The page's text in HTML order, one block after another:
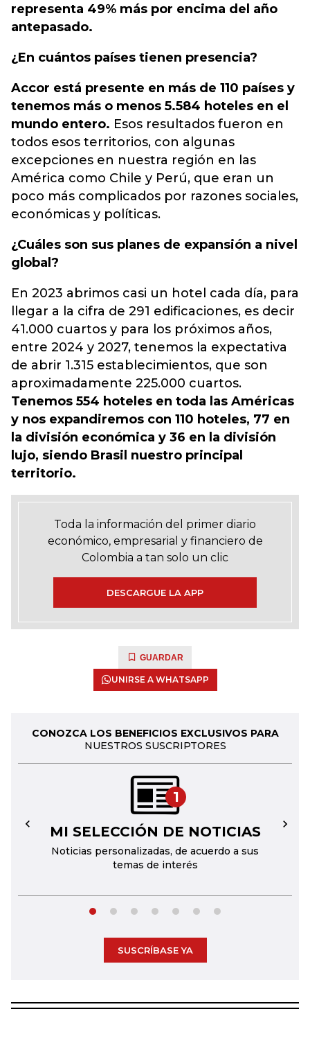
representa 49% más por encima del año
antepasado.
¿En cuántos países tienen presencia?
Accor está presente en más de 110 países y
tenemos más o menos 5.584 hoteles en el
mundo entero. Esos resultados fueron en
todos esos territorios, con algunas
excepciones en nuestra región en las
América como Chile y Perú, que eran un
poco más complicados por razones sociales,
económicas y políticas.
¿Cuáles son sus planes de expansión a nivel
global?
En 2023 abrimos casi un hotel cada día, para
llegar a la cifra de 291 edificaciones, es decir
41.000 cuartos y para los próximos años,
entre 2024 y 2027, tenemos la expectativa
de abrir 1.315 establecimientos, que son
aproximadamente 225.000 cuartos.
Tenemos 554 hoteles en toda las Américas
y nos expandiremos con 110 hoteles, 77 en
la división económica y 36 en la división
lujo, siendo Brasil nuestro principal
territorio.
Toda la información del primer diario
económico, empresarial y financiero de
Colombia a tan solo un clic
DESCARGUE LA APP
GUARDAR
UNIRSE A WHATSAPP
CONOZCA LOS BENEFICIOS EXCLUSIVOS PARA
NUESTROS SUSCRIPTORES
1
MI SELECCIÓN DE NOTICIAS
Noticias personalizadas, de acuerdo a sus
temas de interés
← →
SUSCRÍBASE YA